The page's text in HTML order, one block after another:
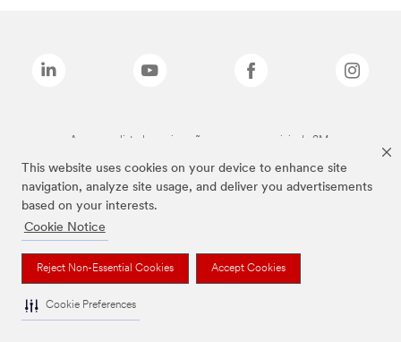
This website uses cookies on your device to enhance site
navigation, analyze site usage, and deliver you advertisements
based on your interests.
Cookie Notice
Reject Non-Essential Cookies Accept Cookies
Cookie Preferences
As marcas listadas a cima são marcas comerciais da 3M.